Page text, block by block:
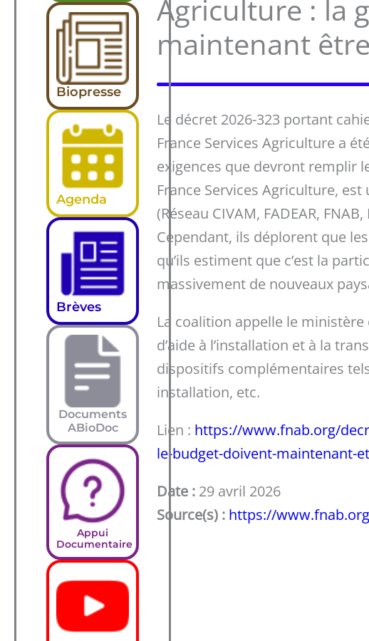
Biopresse
Agenda
Brèves
Documents
ABioDoc
Appui
Documentaire
Agriculture : la
maintenant
Le décret 2026-323 portant
France Services Agriculture a
exigences que devront remplir
France Services Agriculture,
(Réseau CIVAM, FADEAR,
Cependant, ils déplorent que
qu’ils estiment que c’est la
massivement de nouveaux
La coalition appelle le
d’aide à l’installation et à la
dispositifs complémentaires
installation, etc.
Lien : https://www.fnab.org/
le-budget-doivent-maintenant-
Date : 29 avril 2026
Source(s) : https://